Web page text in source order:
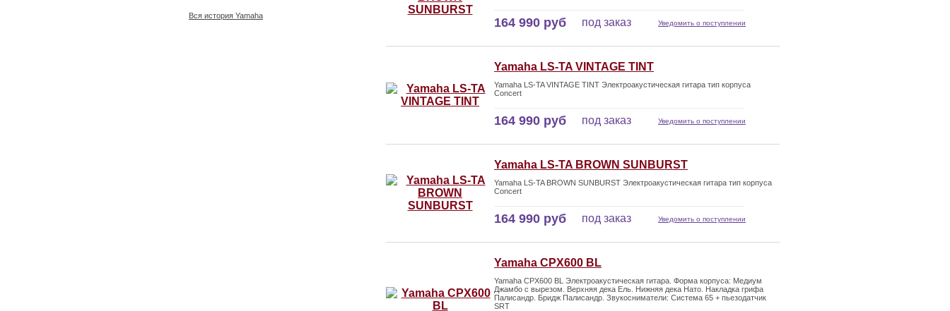
Вся история Yamaha 164 990 руб под заказ Уведомить о поступлении
Yamaha LS-TA VINTAGE TINT
Yamaha LS-TA VINTAGE TINT Электроакустическая гитара тип корпуса
Concert
164 990 руб под заказ Уведомить о поступлении
Yamaha LS-TA BROWN SUNBURST
Yamaha LS-TA BROWN SUNBURST Электроакустическая гитара тип корпуса
Concert
164 990 руб под заказ Уведомить о поступлении
Yamaha CPX600 BL
Yamaha CPX600 BL Электроакустическая гитара. Форма корпуса: Медиум
Джамбо с вырезом. Верхняя дека Ель. Нижняя дека Нато. Накладка грифа
Палисандр. Бридж Палисандр. Звукосниматели: Система 65 + пьезодатчик
SRT